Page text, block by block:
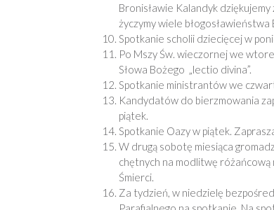
Bronisławie Kalandyk
życzymy wiele błogosławieństwa
Spotkanie scholii dziecięcej w
Po Mszy Św. wieczornej we
Słowa Bożego „lectio divina”.
Spotkanie ministrantów we
Kandydatów do bierzmowania
piątek.
Spotkanie Oazy w piątek.
W drugą sobotę miesiąca
chętnych na modlitwę
Śmierci.
Za tydzień, w niedzielę